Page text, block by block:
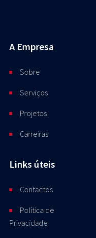
A Empresa
Sobre
Serviços
Projetos
Carreiras
Links úteis
Contactos
Política de
Privacidade